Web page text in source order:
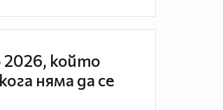
2026, който
няма да се